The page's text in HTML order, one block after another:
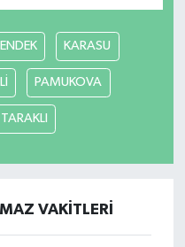
KARASU
PAMUKOVA
TARAKLI
VAKITLERI